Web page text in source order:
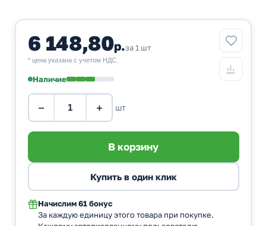
6 148,80р.за 1 шт
* цена указана с учетом НДС.
Наличие
− + шт
Начислим 61 бонус
За каждую единицу этого товара при покупке.